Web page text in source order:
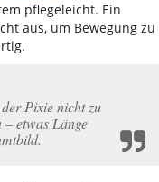
pflegeleicht. Ein
aus, um Bewegung zu
Pixie nicht zu
– etwas Länge